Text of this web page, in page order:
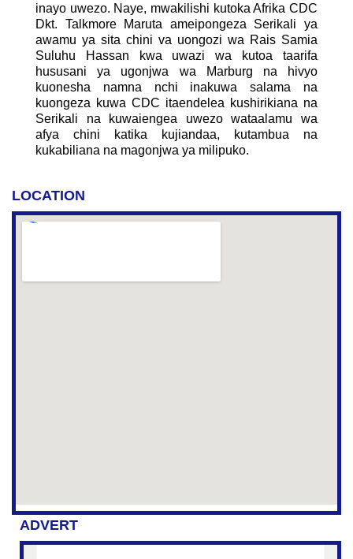
inayo uwezo. Naye, mwakilishi kutoka Afrika CDC
Dkt. Talkmore Maruta ameipongeza Serikali ya
awamu ya sita chini va uongozi wa Rais Samia
Suluhu Hassan kwa uwazi wa kutoa taarifa
hususani ya ugonjwa wa Marburg na hivyo
kuonesha namna nchi inakuwa salama na
kuongeza kuwa CDC itaendelea kushirikiana na
Serikali na kuwaiengea uwezo wataalamu wa
afya chini katika kujiandaa, kutambua na
kukabiliana na magonjwa ya milipuko.
LOCATION
ADVERT